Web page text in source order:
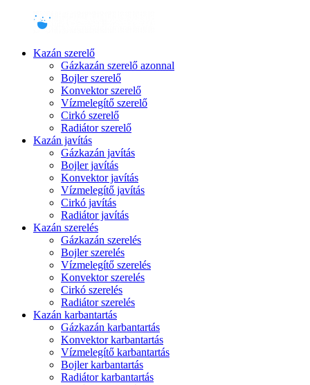
Kazán szerelő
Gázkazán szerelő azonnal
Bojler szerelő
Konvektor szerelő
Vízmelegítő szerelő
Cirkó szerelő
Radiátor szerelő
Kazán javítás
Gázkazán javítás
Bojler javítás
Konvektor javítás
Vízmelegítő javítás
Cirkó javítás
Radiátor javítás
Kazán szerelés
Gázkazán szerelés
Bojler szerelés
Vízmelegítő szerelés
Konvektor szerelés
Cirkó szerelés
Radiátor szerelés
Kazán karbantartás
Gázkazán karbantartás
Konvektor karbantartás
Vízmelegítő karbantartás
Bojler karbantartás
Radiátor karbantartás